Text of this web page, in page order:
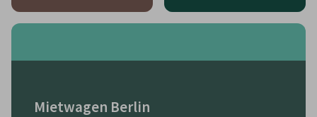
Mietwagen Berlin